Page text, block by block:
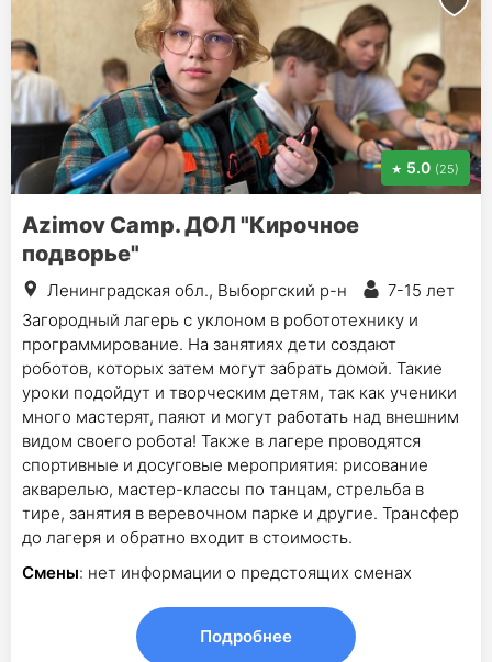
5.0 (25)
Azimov Camp. ДОЛ "Кирочное
подворье"
Ленинградская обл., Выборгский р-н
7-15 лет
Загородный лагерь с уклоном в робототехнику и
программирование. На занятиях дети создают
роботов, которых затем могут забрать домой. Такие
уроки подойдут и творческим детям, так как ученики
много мастерят, паяют и могут работать над внешним
видом своего робота! Также в лагере проводятся
спортивные и досуговые мероприятия: рисование
акварелью, мастер-классы по танцам, стрельба в
тире, занятия в веревочном парке и другие. Трансфер
до лагеря и обратно входит в стоимость.
Смены: нет информации о предстоящих сменах
Подробнее